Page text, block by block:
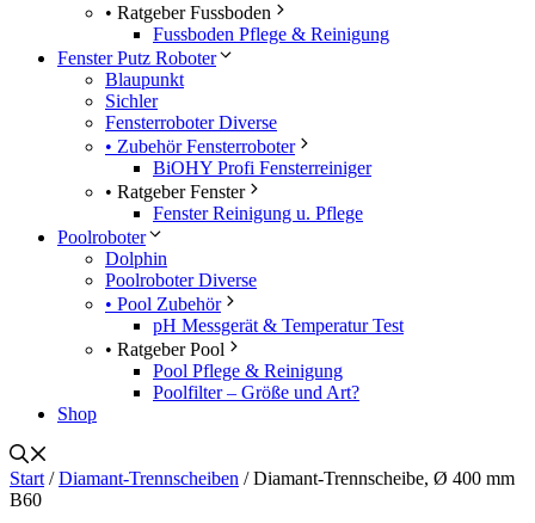
• Ratgeber Fussboden
Fussboden Pflege & Reinigung
Fenster Putz Roboter
Blaupunkt
Sichler
Fensterroboter Diverse
• Zubehör Fensterroboter
BiOHY Profi Fensterreiniger
• Ratgeber Fenster
Fenster Reinigung u. Pflege
Poolroboter
Dolphin
Poolroboter Diverse
• Pool Zubehör
pH Messgerät & Temperatur Test
• Ratgeber Pool
Pool Pflege & Reinigung
Poolfilter – Größe und Art?
Shop
Start /Diamant-Trennscheiben / Diamant-Trennscheibe, Ø 400 mm
B60